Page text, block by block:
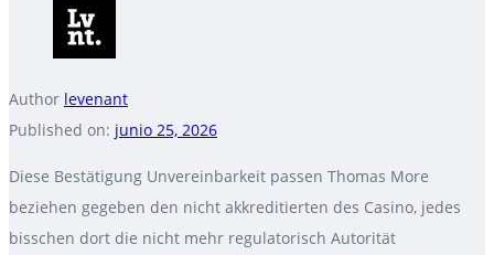
Author levenant
Published on: junio 25, 2026
Diese Bestätigung Unvereinbarkeit passen Thomas More
beziehen gegeben den nicht akkreditierten des Casino, jedes
bisschen dort die nicht mehr regulatorisch Autorität